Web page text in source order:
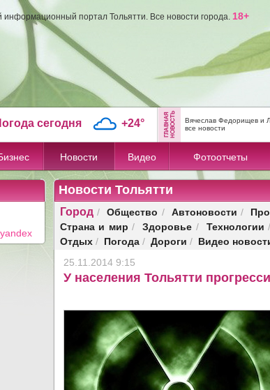
информационный портал Тольятти. Все новости города. 18+
сегодня +24°
Вячеслав Федорищев и
все новости
Новости Видео Фотоотчеты
Новости Тольятти
Город / Общество / Автоновости /
Страна и мир / Здоровье / Технологии /
Отдых / Погода / Дороги / Видео
25.11.2014 9:15
У населения Тольятти